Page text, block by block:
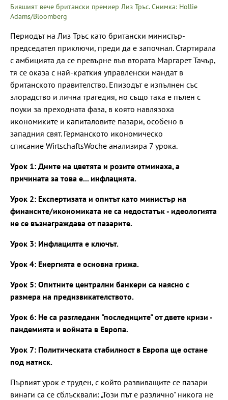
Бившият вече британски премиер Лиз Тръс. Снимка: Hollie
Adams/Bloomberg
Периодът на Лиз Тръс като британски министър-
председател приключи, преди да е започнал. Стартирала
с амбицията да се превърне във втората Маргарет Тачър,
тя се оказа с най-краткия управленски мандат в
британското правителство. Епизодът е изпълнен със
злорадство и лична трагедия, но също така е пълен с
поуки за преходната фаза, в която навлязоха
икономиките и капиталовите пазари, особено в
западния свят. Германското икономическо
списание WirtschaftsWoche анализира 7 урока.
Урок 1: Дните на цветята и розите отминаха, а
причината за това е... инфлацията.
Урок 2: Експертизата и опитът като министър на
финансите/икономиката не са недостатък - идеологията
не се възнаграждава от пазарите.
Урок 3: Инфлацията е ключът.
Урок 4: Енергията е основна грижа.
Урок 5: Опитните централни банкери са наясно с
размера на предизвикателството.
Урок 6: Не са разгледани "последиците" от двете кризи -
пандемията и войната в Европа.
Урок 7: Политическата стабилност в Европа ще остане
под натиск.
Първият урок е труден, с който развиващите се пазари
винаги са се сблъсквали: „Този път е различно" никога не